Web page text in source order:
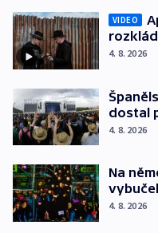
VIDEO
4. 8. 2026
dostal
4. 8. 2026
Na
4. 8. 2026